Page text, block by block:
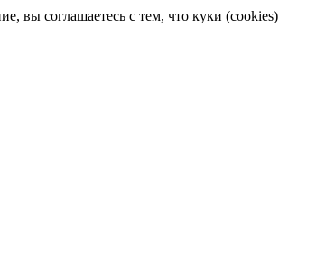
вы соглашаетесь с тем, что куки (cookies)